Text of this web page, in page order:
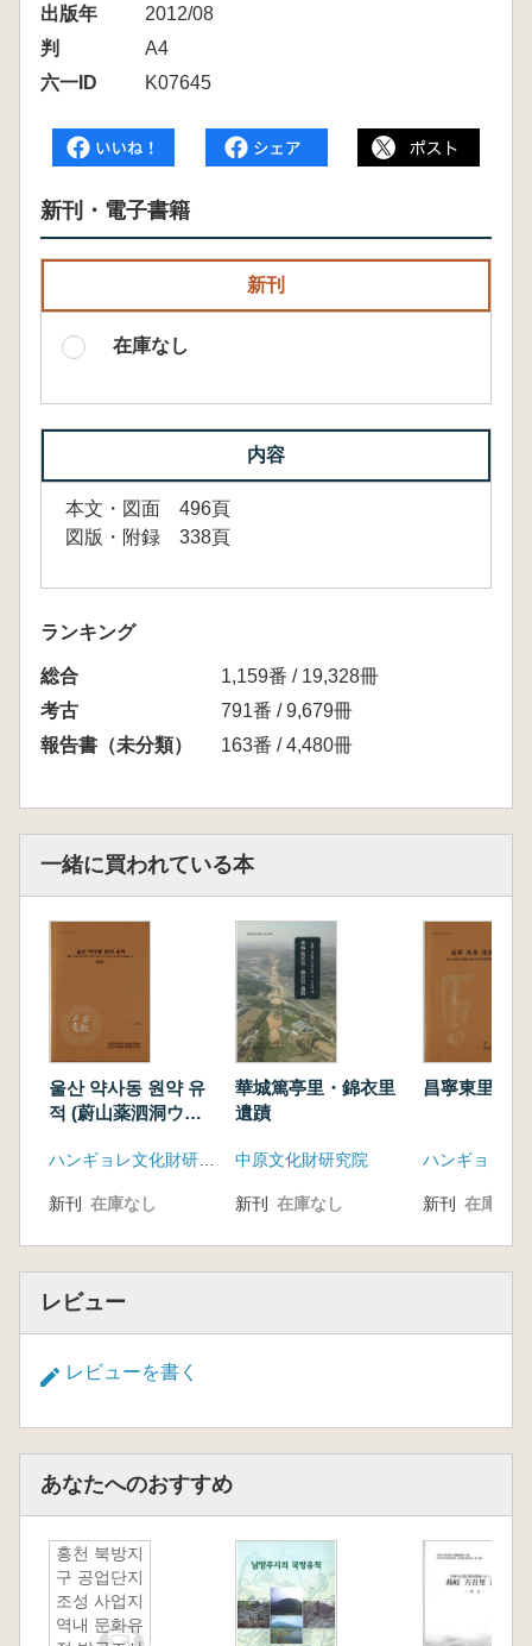
出版年
2012/08
判
A4
六一ID
K07645
新刊・電子書籍
新刊
在庫なし
内容
本文・図面 496頁
図版・附録 338頁
ランキング
総合
1,159番 / 19,328冊
考古
791番 / 9,679冊
報告書（未分類）
163番 / 4,480冊
一緒に買われている本
울산 약사동 원약 유
적 (蔚山薬泗洞ウォ
図版 全2冊
ハンギョレ文化財研究院、韓国土地住宅公社釜山蔚山地域本部
新刊 在庫なし
華城篤亭里・錦衣里
遺蹟
中原文化財研究院
新刊 在庫なし
昌寧東里遺
新刊 在庫なし
レビュー
レビューを書く
あなたへのおすすめ
홍천 북방지
구 공업단지
조성 사업지
역내 문화유